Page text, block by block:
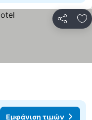
Εμφάνιση τιμών